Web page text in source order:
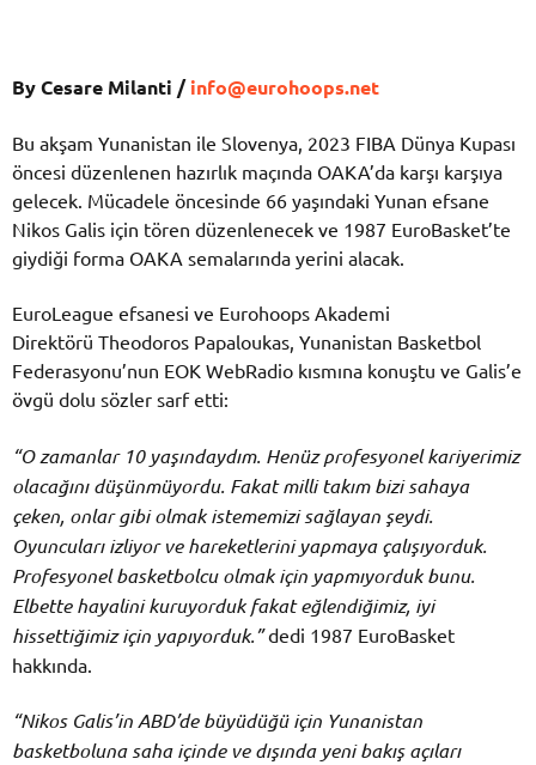
By Cesare Milanti /info@eurohoops.net
Bu akşam Yunanistan ile Slovenya, 2023 FIBA Dünya Kupası
öncesi düzenlenen hazırlık maçında OAKA’da karşı karşıya
gelecek. Mücadele öncesinde 66 yaşındaki Yunan efsane
Nikos Galis için tören düzenlenecek ve 1987 EuroBasket’te
giydiği forma OAKA semalarında yerini alacak.
EuroLeague efsanesi ve Eurohoops Akademi
Direktörü Theodoros Papaloukas, Yunanistan Basketbol
Federasyonu’nun EOK WebRadio kısmına konuştu ve Galis’e
övgü dolu sözler sarf etti:
“O zamanlar 10 yaşındaydım. Henüz profesyonel kariyerimiz
olacağını düşünmüyordu. Fakat milli takım bizi sahaya
çeken, onlar gibi olmak istememizi sağlayan şeydi.
Oyuncuları izliyor ve hareketlerini yapmaya çalışıyorduk.
Profesyonel basketbolcu olmak için yapmıyorduk bunu.
Elbette hayalini kuruyorduk fakat eğlendiğimiz, iyi
hissettiğimiz için yapıyorduk.”dedi 1987 EuroBasket
hakkında.
“Nikos Galis’in ABD’de büyüdüğü için Yunanistan
basketboluna saha içinde ve dışında yeni bakış açıları